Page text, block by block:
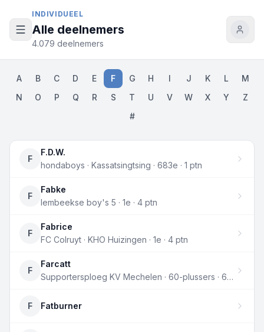
INDIVIDUEEL
Alle deelnemers
4.079 deelnemers
A B C D E F G H I J K L
M
N
O P Q R S T U V W X Y
Z
#
F
F.D.W.
hondaboys · Kassatsingtsing · 683e · 1 ptn
F
Fabke
lembeekse boy's 5 · 1e · 4 ptn
F
Fabrice
FC Colruyt · KHO Huizingen · 1e · 4 ptn
F
Farcatt
Supportersploeg KV Mechelen · 60-plussers · 683e · 1 ptn
F Fatburner